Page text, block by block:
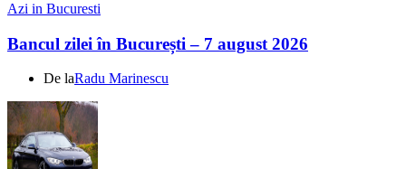
Azi in Bucuresti
Bancul zilei în București – 7 august 2026
De laRadu Marinescu